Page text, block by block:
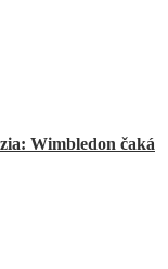
Wimbledon čaká